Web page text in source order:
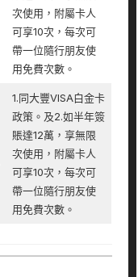
次使用，附屬卡人
可享10次，每次可
帶一位隨行朋友使
用免費次數。
1.同大豐VISA白金卡
政策。及2.如半年簽
賬達12萬，享無限
次使用，附屬卡人
可享10次，每次可
帶一位隨行朋友使
用免費次數。